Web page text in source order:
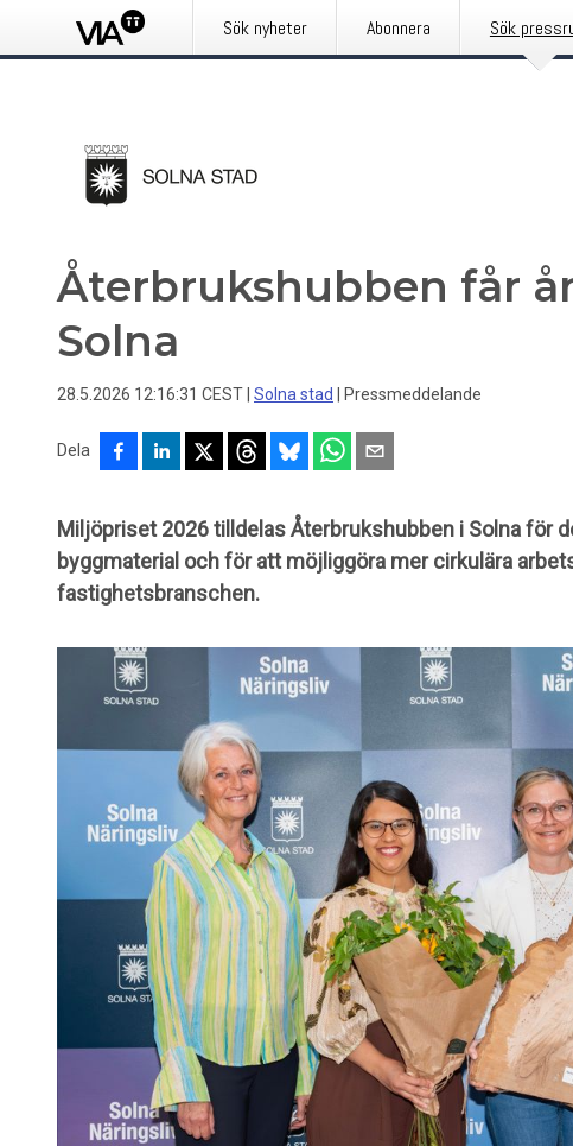
Sök nyheter Abonnera Sök
Återbrukshubben får
Solna
28.5.2026 12:16:31 CEST Solna stad Pressmeddelande
Dela
Miljöpriset 2026 tilldelas Återbrukshubben i Solna för
byggmaterial och för att möjliggöra mer cirkulära
fastighetsbranschen.